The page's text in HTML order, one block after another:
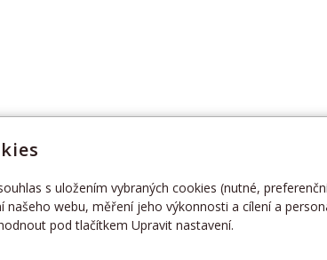
s uložením vybraných cookies (nutné,
webu, měření jeho výkonnosti a cílení a
pod tlačítkem Upravit nastavení.